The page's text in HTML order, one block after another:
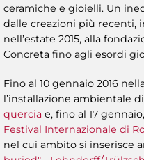
ceramiche e gioielli. Un
dalle creazioni più recenti,
nell’estate 2015, alla
Concreta fino agli esordi
Fino al 10 gennaio 2016
l’installazione ambientale di
quercia e, fino al 17
Festival Internazionale di
nel cui ambito si inserisce